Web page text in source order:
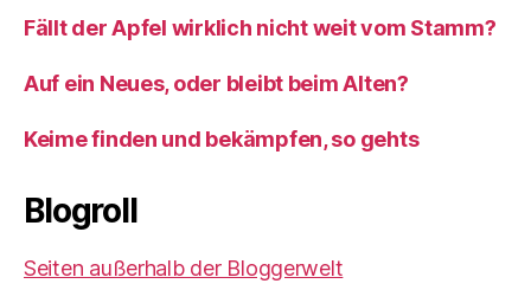
Fällt der Apfel wirklich nicht weit vom Stamm?
Auf ein Neues, oder bleibt beim Alten?
Keime finden und bekämpfen, so gehts
Blogroll
Seiten außerhalb der Bloggerwelt